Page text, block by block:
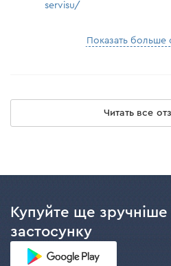
servisu/
Показать больше
Читать все
Купуйте ще зручніше
застосунку